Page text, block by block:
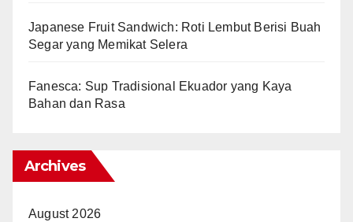
Japanese Fruit Sandwich: Roti Lembut Berisi Buah
Segar yang Memikat Selera
Fanesca: Sup Tradisional Ekuador yang Kaya
Bahan dan Rasa
Archives
August 2026